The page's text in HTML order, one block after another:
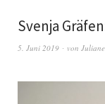
Svenja
5. Juni 2019 von Juliane